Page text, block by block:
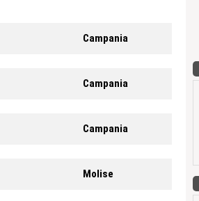
Campania
Campania
Campania
Molise